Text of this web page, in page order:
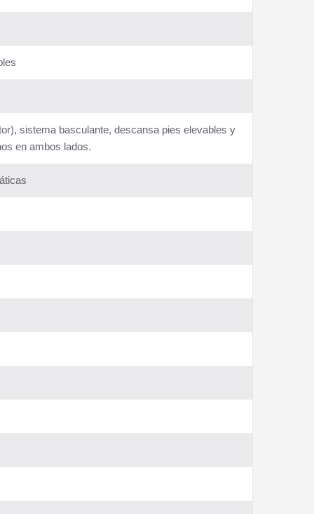
sistema basculante, descansa pies elevables y
en ambos lados.